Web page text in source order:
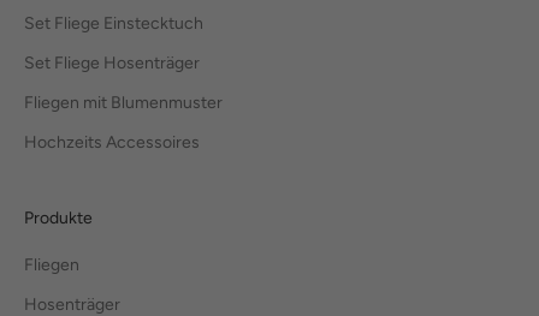
Set Fliege Einstecktuch
Set Fliege Hosenträger
Fliegen mit Blumenmuster
Hochzeits Accessoires
Produkte
Fliegen
Hosenträger